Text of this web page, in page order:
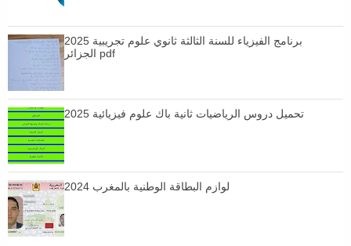
برنامج الفيزياء للسنة الثالثة ثانوي علوم تجريبية 2025
الجزائر pdf
تحميل دروس الرياضيات ثانية باك علوم فيزيائية 2025
لوازم البطاقة الوطنية بالمغرب 2024